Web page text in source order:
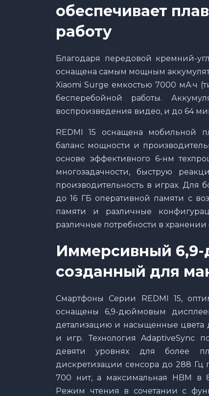
обеспечивает
работу
Благодаря передовой кремний-
оснащена самым мощным
Xiaomi Surge емкостью 7000 мА·ч
бесперебойной работы.
воспроизведения видео, и до 64
REDMI 15 оснащена мобильной
баланс мощности и
основе эффективного 6-нм
многозадачности, быструю
производительность в играх. Для
до 16 ГБ оперативной памяти с
памяти и различные
различные потребности в
Иммерсивный
созданный для
Смартфоны Cерии REDMI 15,
оснащены 6,9-дюймовым
детализацию и насыщенные цвета
и игр. Технология AdaptiveSync
девяти уровнях для более
дискретизации сенсора до 288 Гц
700 нит, а максимальная HBM в
Режим чтения в сочетании с